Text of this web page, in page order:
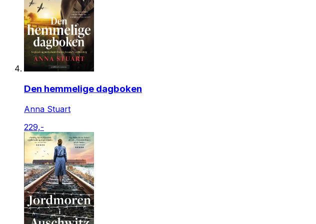
Den hemmelige dagboken
Anna Stuart
229,-